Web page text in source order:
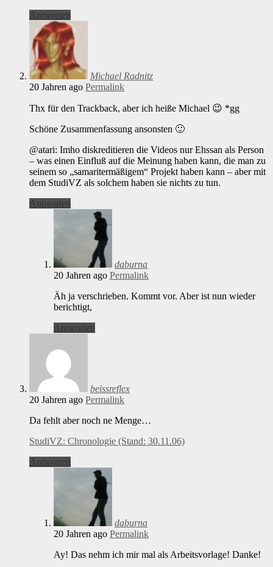
Antworten
Michael Radnitz
20 Jahren ago Permalink
Thx für den Trackback, aber ich heiße Michael 😉 *gg
Schöne Zusammenfassung ansonsten 🙂
@atari: Imho diskreditieren die Videos nur Ehssan als Person
– was einen Einfluß auf die Meinung haben kann, die man zu
seinem so „samaritermäßigem“ Projekt haben kann – aber mit
dem StudiVZ als solchem haben sie nichts zu tun.
Antworten
daburna
20 Jahren ago Permalink
Äh ja verschrieben. Kommt vor. Aber ist nun wieder
berichtigt,
Antworten
beissreflex
20 Jahren ago Permalink
Da fehlt aber noch ne Menge…
StudiVZ: Chronologie (Stand: 30.11.06)
Antworten
daburna
20 Jahren ago Permalink
Ay! Das nehm ich mir mal als Arbeitsvorlage! Danke!